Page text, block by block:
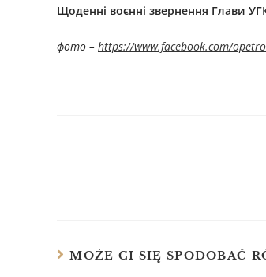
Щоденні воєнні звернення Глави
фото – https://www.facebook.com/
MOŻE CI SIĘ SPODOBAĆ